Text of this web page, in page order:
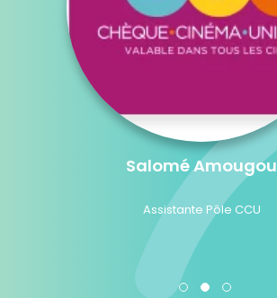
Salomé Amougou
Assistante Pôle CCU